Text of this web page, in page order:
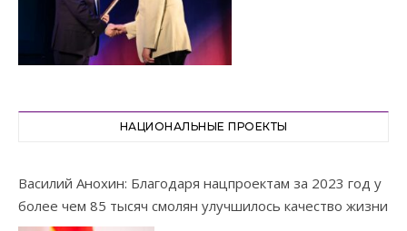
НАЦИОНАЛЬНЫЕ ПРОЕКТЫ
Василий Анохин: Благодаря нацпроектам за 2023 год у
более чем 85 тысяч смолян улучшилось качество жизни